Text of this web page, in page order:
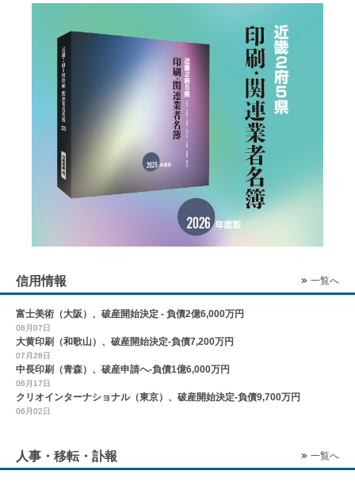
信用情報 一覧へ
富士美術（大阪）、破産開始決定 - 負債2億6,000万円
08月07日
大黄印刷（和歌山）、破産開始決定-負債7,200万円
07月28日
中長印刷（青森）、破産申請へ-負債1億6,000万円
06月17日
クリオインターナショナル（東京）、破産開始決定-負債9,700万円
06月02日
人事・移転・訃報 一覧へ